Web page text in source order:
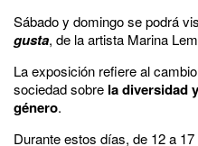
Sábado y domingo se podrá
gusta, de la artista Marina
La exposición refiere al
sociedad sobre la diversidad
género.
Durante estos días, de 12 a